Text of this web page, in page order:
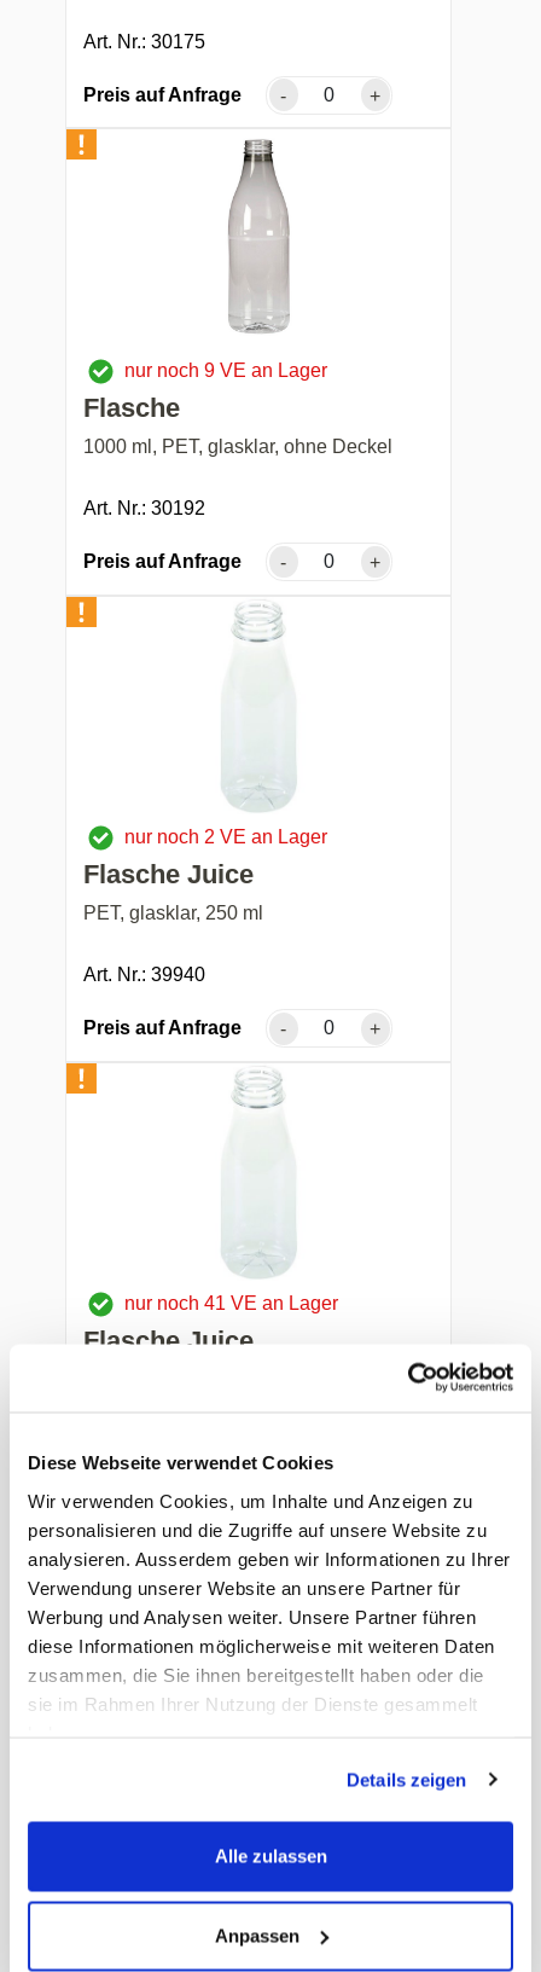
Diese Webseite verwendet Cookies
Wir verwenden Cookies, um Inhalte und Anzeigen zu
personalisieren und die Zugriffe auf unsere Website zu
analysieren. Ausserdem geben wir Informationen zu Ihrer
Verwendung unserer Website an unsere Partner für
Werbung und Analysen weiter. Unsere Partner führen
diese Informationen möglicherweise mit weiteren Daten
zusammen, die Sie ihnen bereitgestellt haben oder die
sie im Rahmen Ihrer Nutzung der Dienste gesammelt
Details zeigen
Alle zulassen
Anpassen
Art. Nr.: 30175
Preis auf Anfrage - +
nur noch 9 VE an Lager
Flasche
1000 ml, PET, glasklar, ohne Deckel
Art. Nr.: 30192
Preis auf Anfrage - +
nur noch 2 VE an Lager
Flasche Juice
PET, glasklar, 250 ml
Art. Nr.: 39940
Preis auf Anfrage - +
nur noch 41 VE an Lager
Flasche Juice
Preis auf Anfrage - +
PET, glasklar, 1000 ml
Art. Nr.: 39942